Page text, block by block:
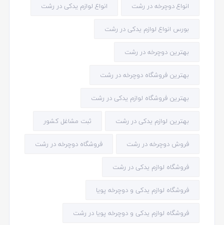
انواع دوچرخه در رشت انواع لوازم یدکی در رشت
بورس انواع لوازم یدکی در رشت
بهترین دوچرخه در رشت
بهترین فروشگاه دوچرخه در رشت
بهترین فروشگاه لوازم یدکی در رشت
بهترین لوازم یدکی در رشت ثبت مشاغل کشور
فروش دوچرخه در رشت فروشگاه دوچرخه در رشت
فروشگاه لوازم یدکی در رشت
فروشگاه لوازم یدکی و دوچرخه پویا
فروشگاه لوازم یدکی و دوچرخه پویا در رشت